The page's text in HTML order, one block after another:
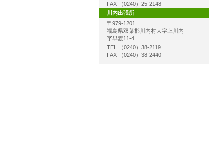
FAX （0240）25-2148
川内出張所
〒979-1201
福島県双葉郡川内村大字上川内
字早渡11-4
TEL （0240）38-2119
FAX （0240）38-2440